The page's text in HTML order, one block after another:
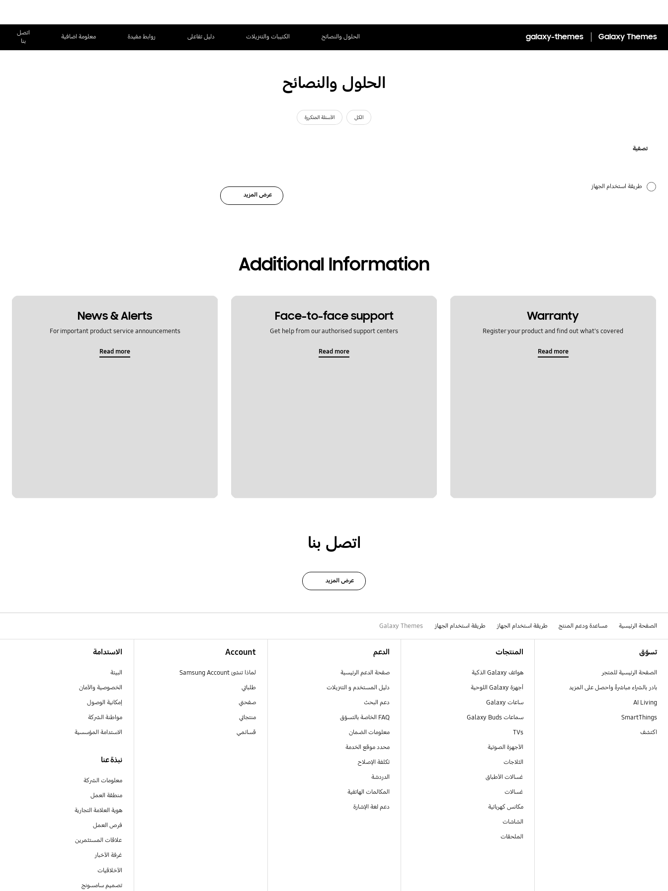
Galaxy Themes
galaxy-themes الحلول والنصائح الكتيبات والتنزيلات دليل تفاعلى روابط مفيدة معلومة اضافية
اتصل
بنا
الحلول والنصائح
الكل الأسئلة المتكررة
تصفية
طريقة استخدام الجهاز
عرض المزيد
Additional Information
Warranty
Register your product and find out what's covered
Read more
Face-to-face support
Get help from our authorised support centers
Read more
News & Alerts
For important product service announcements
Read more
اتصل بنا
عرض المزيد
الصفحة الرئيسية مساعدة ودعم المنتج طريقة استخدام الجهاز طريقة استخدام الجهاز Galaxy Themes
تسوّق
الصفحة الرئيسية للمتجر
بادر بالشراء مباشرةً واحصل على المزيد
AI Living
SmartThings
اكتشف
المنتجات
هواتف Galaxy الذكية
أجهزة Galaxy اللوحية
ساعات Galaxy
سماعات Galaxy Buds
TVs
الأجهزة الصوتية
الثلاجات
غسالات الأطباق
غسالات
مكانس كهربائية
الشاشات
الملحقات
الدعم
صفحة الدعم الرئيسية
دليل المستخدم و التنزيلات
دعم البحث
FAQ الخاصة بالتسوّق
معلومات الضمان
محدد موقع الخدمة
تكلفة الإصلاح
الدردشة
المكالمات الهاتفية
دعم لغة الإشارة
Account
لماذا تنشئ Samsung Account
طلباتي
صفحتي
منتجاتي
قسائمي
الاستدامة
البيئة
الخصوصية والأمان
إمكانية الوصول
مواطنة الشركة
الاستدامة المؤسسية
نبذة عنا
معلومات الشركة
منطقة العمل
هوية العلامة التجارية
فرص العمل
علاقات المستثمرين
غرفة الأخبار
الأخلاقيات
تصميم سامسونج